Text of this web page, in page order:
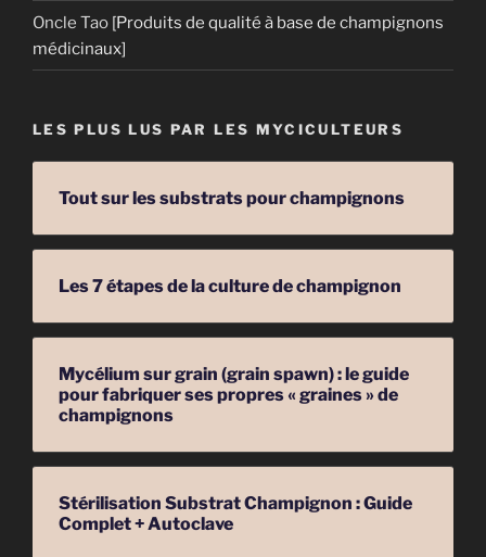
Oncle Tao [Produits de qualité à base de champignons
médicinaux]
LES PLUS LUS PAR LES MYCICULTEURS
Tout sur les substrats pour champignons
Les 7 étapes de la culture de champignon
Mycélium sur grain (grain spawn) : le guide
pour fabriquer ses propres « graines » de
champignons
Stérilisation Substrat Champignon : Guide
Complet + Autoclave